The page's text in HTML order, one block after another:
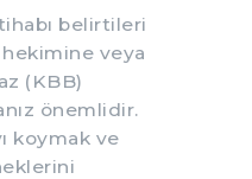
belirtileri
hekimine veya
(KBB)
önemlidir.
koymak ve